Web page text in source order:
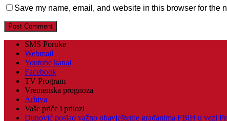
Save my name, email, and website in this browser for the
SMS Poruke
Webmail
Youtube kanal
Facebook
TV Program
Vremenska prognoza
Arhiva
Vaše priče i prilozi
Dunović poslao važno obavještenje građanima FBiH u vezi